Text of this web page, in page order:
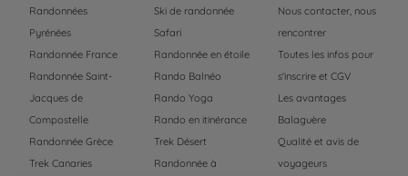
Randonnées
Pyrénées
Randonnée France
Randonnée Saint-
Jacques de
Compostelle
Randonnée Grèce
Trek Canaries
Ski de randonnée
Safari
Randonnée en étoile
Rando Balnéo
Rando Yoga
Rando en itinérance
Trek Désert
Randonnée à
Nous contacter, nous
rencontrer
Toutes les infos pour
s'inscrire et CGV
Les avantages
Balaguère
Qualité et avis de
voyageurs